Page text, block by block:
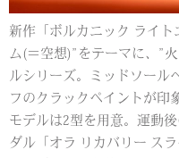
新作「ボルカニック ライト
ム(＝空想)”をテーマに、”
ルシリーズ。ミッドソール
フのクラックペイントが印
モデルは2型を用意。運動
ダル「オラ リカバリー スラ